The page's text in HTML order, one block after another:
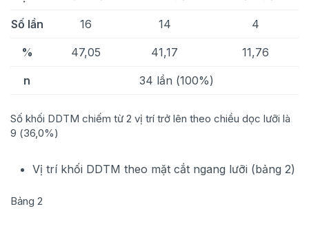
Số lần 16 14 4
% 47,05 41,17 11,76
n 34 lần (100%)
Số khối DDTM chiếm từ 2 vị trí trở lên theo chiều dọc lưỡi là
9 (36,0%)
Vị trí khối DDTM theo mặt cắt ngang lưỡi (bảng 2)
Bảng 2